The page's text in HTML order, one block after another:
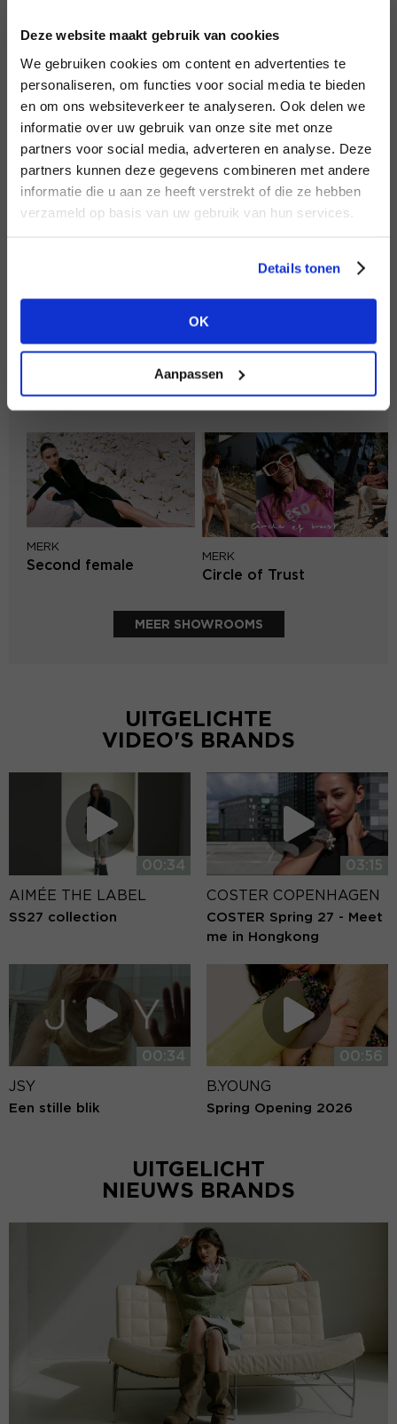
Deze website maakt gebruik van cookies
We gebruiken cookies om content en advertenties te
personaliseren, om functies voor social media te bieden
en om ons websiteverkeer te analyseren. Ook delen we
informatie over uw gebruik van onze site met onze
partners voor social media, adverteren en analyse. Deze
partners kunnen deze gegevens combineren met andere
informatie die u aan ze heeft verstrekt of die ze hebben
verzameld op basis van uw gebruik van hun services.
Details tonen
OK
Aanpassen
INLOGGEN
Wachtwoord
INLOGGEN
NOG GEEN ACCOUNT?
HEB JE NOG GEEN
ACCOUNT?
aan of bekijk de andere mogelijkheden.
BEKIJK ALLE OPTIES
MERK
Knit-ted
Harper & Yve
MERK
MERK
Lofty Manner
MERK
Second female
MERK
Circle of Trust
MEER SHOWROOMS
UITGELICHTE
VIDEO'S BRANDS
00:34
AIMÉE THE LABEL
SS27 collection
03:15
COSTER COPENHAGEN
COSTER Spring 27 - Meet
me in Hongkong
00:34
JSY
Een stille blik
00:56
B.YOUNG
Spring Opening 2026
UITGELICHT
NIEUWS BRANDS